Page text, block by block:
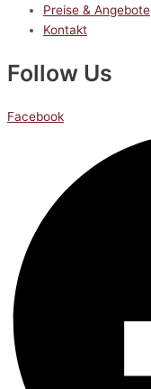
Preise & Angebote
Kontakt
Follow Us
Facebook